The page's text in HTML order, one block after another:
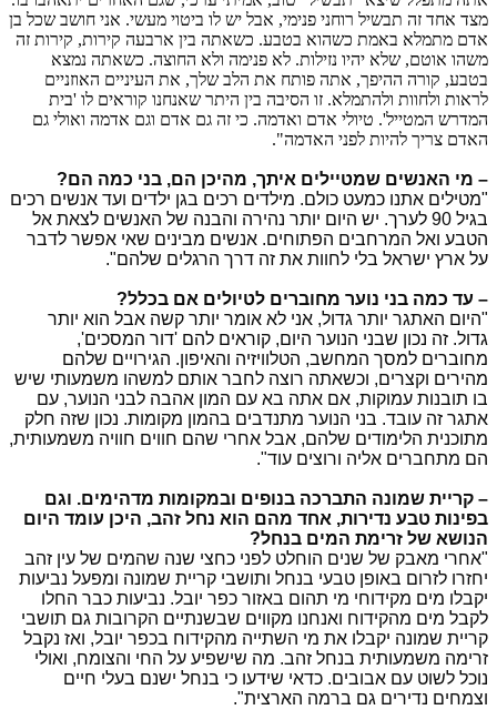
מצד אחד זה תבשיל רוחני פנימי, אבל יש לו ביטוי מעשי. אני חושב שכל בן
אדם מתמלא באמת כשהוא בטבע. כשאתה בין ארבעה קירות, קירות זה
משהו אוטם, שלא יהיו נזילות. לא פנימה ולא החוצה. כשאתה נמצא
בטבע, קורה ההיפך, אתה פותח את הלב שלך, את העיניים האוזניים
לראות ולחוות ולהתמלא. זו הסיבה בין היתר שאנחנו קוראים לו 'בית
המדרש המטייל'. טיולי אדם ואדמה. כי זה גם אדם וגם אדמה ואולי גם
האדם צריך להיות לפני האדמה".
– מי האנשים שמטיילים איתך, מהיכן הם, בני כמה הם?
"מטילים אתנו כמעט כולם. מילדים רכים בגן ילדים ועד אנשים רכים
בגיל 90 לערך. יש היום יותר נהירה והבנה של האנשים לצאת אל
הטבע ואל המרחבים הפתוחים. אנשים מבינים שאי אפשר לדבר
על ארץ ישראל בלי לחוות את זה דרך הרגלים שלהם".
– עד כמה בני נוער מחוברים לטיולים אם בכלל?
"היום האתגר יותר גדול, אני לא אומר יותר קשה אבל הוא יותר
גדול. זה נכון שבני הנוער היום, קוראים להם 'דור המסכים',
מחוברים למסך המחשב, הטלוויזיה והאיפון. הגירויים שלהם
מהירים וקצרים, וכשאתה רוצה לחבר אותם למשהו משמעותי שיש
בו תובנות עמוקות, אם אתה בא עם המון אהבה לבני הנוער, עם
אתגר זה עובד. בני הנוער מתנדבים בהמון מקומות. נכון שזה חלק
מתוכנית הלימודים שלהם, אבל אחרי שהם חווים חוויה משמעותית,
הם מתחברים אליה ורוצים עוד".
– קריית שמונה התברכה בנופים ובמקומות מדהימים. וגם
בפינות טבע נדירות, אחד מהם הוא נחל זהב, היכן עומד היום
הנושא של זרימת המים בנחל?
"אחרי מאבק של שנים הוחלט לפני כחצי שנה שהמים של עין זהב
יחזרו לזרום באופן טבעי בנחל ותושבי קריית שמונה ומפעל נביעות
יקבלו מים מקידוחי מי תהום באזור כפר יובל. נביעות כבר החלו
לקבל מים מהקידוח ואנחנו מקווים שבשנתיים הקרובות גם תושבי
קריית שמונה יקבלו את מי השתייה מהקידוח בכפר יובל, ואז נקבל
זרימה משמעותית בנחל זהב. מה שישפיע על החי והצומח, ואולי
נוכל לשוט עם אבובים. כדאי שידעו כי בנחל ישנם בעלי חיים
וצמחים נדירים גם ברמה הארצית".